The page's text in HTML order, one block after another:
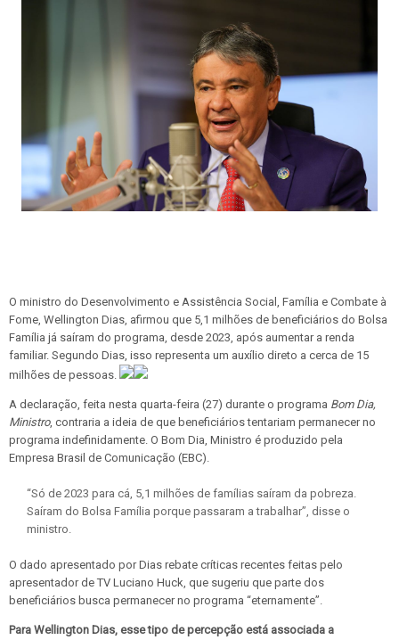
O ministro do Desenvolvimento e Assistência Social, Família e Combate à
Fome, Wellington Dias, afirmou que 5,1 milhões de beneficiários do Bolsa
Família já saíram do programa, desde 2023, após aumentar a renda
familiar. Segundo Dias, isso representa um auxílio direto a cerca de 15
milhões de pessoas.
A declaração, feita nesta quarta-feira (27) durante o programa Bom Dia,
Ministro, contraria a ideia de que beneficiários tentariam permanecer no
programa indefinidamente. O Bom Dia, Ministro é produzido pela
Empresa Brasil de Comunicação (EBC).
“Só de 2023 para cá, 5,1 milhões de famílias saíram da pobreza.
Saíram do Bolsa Família porque passaram a trabalhar”, disse o
ministro.
O dado apresentado por Dias rebate críticas recentes feitas pelo
apresentador de TV Luciano Huck, que sugeriu que parte dos
beneficiários busca permanecer no programa “eternamente”.
Para Wellington Dias, esse tipo de percepção está associada a